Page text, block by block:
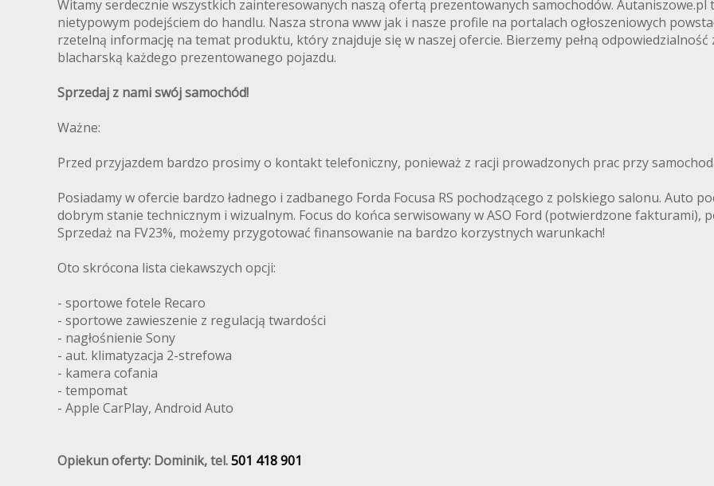
Witamy serdecznie wszystkich zainteresowanych naszą ofertą prezentowanych samochodów.
nietypowym podejściem do handlu. Nasza strona www jak i nasze profile na portalach ogłoszeniowych
rzetelną informację na temat produktu, który znajduje się w naszej ofercie. Bierzemy pełną odpowiedzialność
blacharską każdego prezentowanego pojazdu.
Sprzedaj z nami swój samochód!
Ważne:
Przed przyjazdem bardzo prosimy o kontakt telefoniczny, ponieważ z racji prowadzonych prac przy
Posiadamy w ofercie bardzo ładnego i zadbanego Forda Focusa RS pochodzącego z polskiego salonu. Auto
dobrym stanie technicznym i wizualnym. Focus do końca serwisowany w ASO Ford (potwierdzone fakturami),
Sprzedaż na FV23%, możemy przygotować finansowanie na bardzo korzystnych warunkach!
Oto skrócona lista ciekawszych opcji:
- sportowe fotele Recaro
- sportowe zawieszenie z regulacją twardości
- nagłośnienie Sony
- aut. klimatyzacja 2-strefowa
- kamera cofania
- tempomat
- Apple CarPlay, Android Auto
Opiekun oferty: Dominik, tel.501 418 901